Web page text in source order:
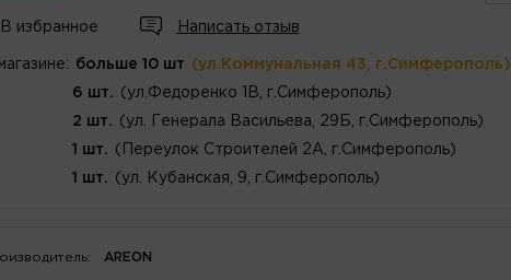
В избранное Написать отзыв
больше 10 шт (ул.Коммунальная 43, г.Симферополь)
6 шт. (ул.Федоренко 1В, г.Симферополь)
2 шт. (ул. Генерала Васильева, 29Б, г.Симферополь)
1 шт. (Переулок Строителей 2А, г.Симферополь)
1 шт. (ул. Кубанская, 9, г.Симферополь)
AREON